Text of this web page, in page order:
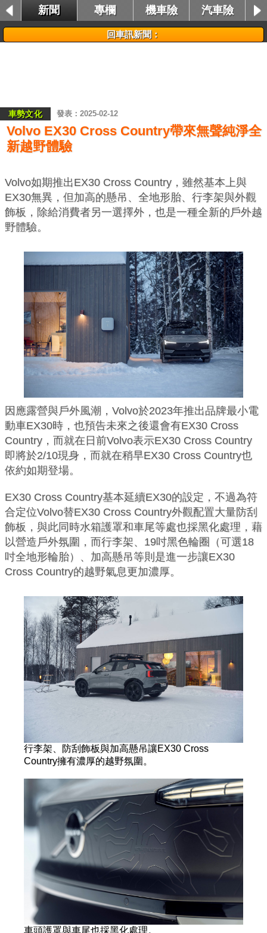
新聞 專欄 機車險
汽車險
租車險
回車訊新聞：
車勢文化 2025-02-12
Volvo EX30 Cross Country帶來無聲純淨全
新越野體驗
Volvo如期推出EX30 Cross Country，雖然基本上與
EX30無異，但加高的懸吊、全地形胎、行李架與外觀
飾板，除給消費者另一選擇外，也是一種全新的戶外越
野體驗。
因應露營與戶外風潮，Volvo於2023年推出品牌最小電
動車EX30時，也預告未來之後還會有EX30 Cross
Country，而就在日前Volvo表示EX30 Cross Country
即將於2/10現身，而就在稍早EX30 Cross Country也
依約如期登場。
EX30 Cross Country基本延續EX30的設定，不過為符
合定位Volvo替EX30 Cross Country外觀配置大量防刮
飾板，與此同時水箱護罩和車尾等處也採黑化處理，藉
以營造戶外氛圍，而行李架、19吋黑色輪圈（可選18
吋全地形輪胎）、加高懸吊等則是進一步讓EX30
Cross Country的越野氣息更加濃厚。
行李架、防刮飾板與加高懸吊讓EX30 Cross
Country擁有濃厚的越野氛圍。
車頭護罩與車尾也採黑化處理。